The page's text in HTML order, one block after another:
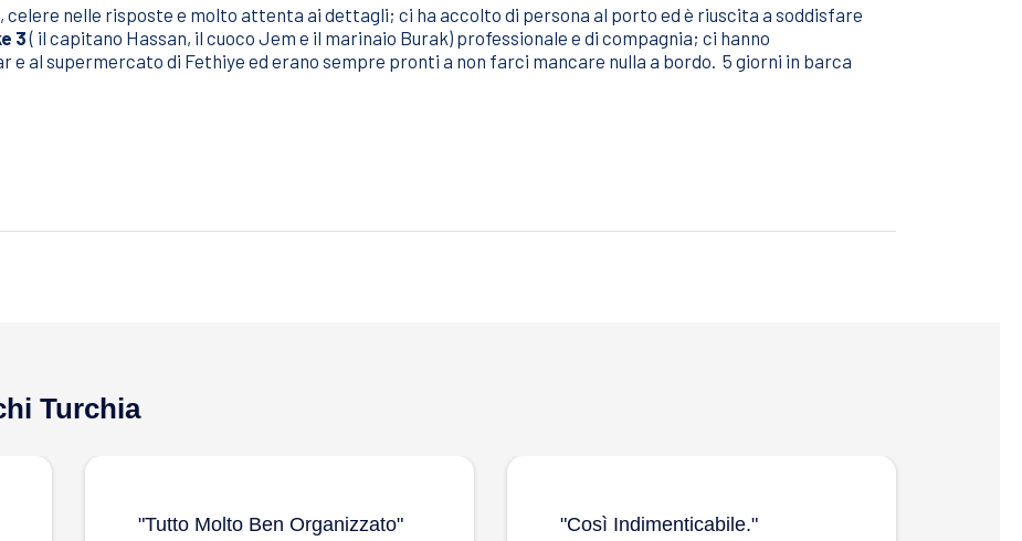
nelle risposte e molto attenta ai dettagli; ci ha accolto di persona al porto ed è riuscita a soddisfare
3( il capitano Hassan, il cuoco Jem e il marinaio Burak) professionale e di compagnia; ci hanno
e al supermercato di Fethiye ed erano sempre pronti a non farci mancare nulla a bordo. 5 giorni in barca
Turchia
"tutto Molto Ben Organizzato" "così Indimenticabile."